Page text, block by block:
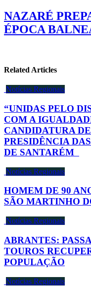
NAZARÉ
ÉPOCA
Related Articles
Notícias Regionais
“UNIDAS PELO
COM A
CANDIDATURA
PRESIDÊNCIA
DE SANTARÉM
Notícias Regionais
HOMEM DE 90
SÃO MARTINHO
Notícias Regionais
ABRANTES:
TOUROS
POPULAÇÃO
Notícias Regionais